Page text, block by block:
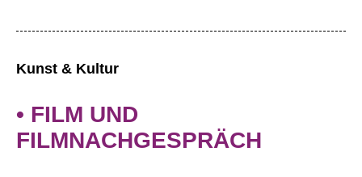
Kunst & Kultur
• FILM UND
FILMNACHGESPRÄCH